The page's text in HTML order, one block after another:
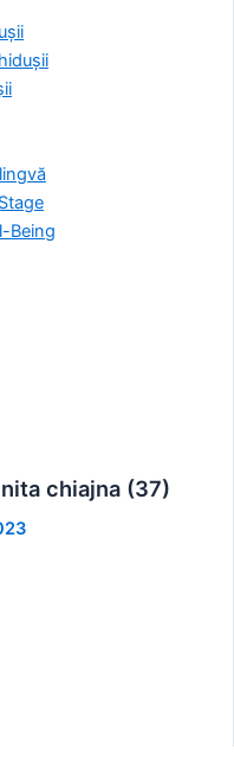
Being
chiajna (37)